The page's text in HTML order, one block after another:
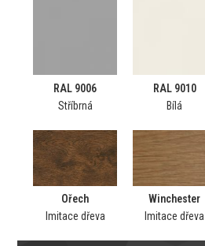
RAL 9006
Stříbrná
RAL 9010
Bílá
Ořech
Imitace dřeva
Winchester
Imitace dřeva